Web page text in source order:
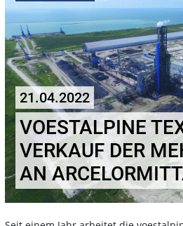
21.04.2022
VOESTALPINE
VERKAUF DER
AN